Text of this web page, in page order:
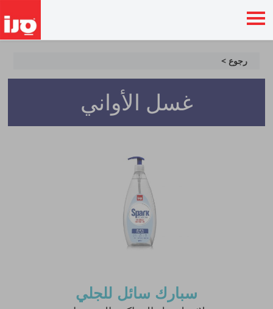
رجوع >
غسل الأواني
سبارك سائل للجلي